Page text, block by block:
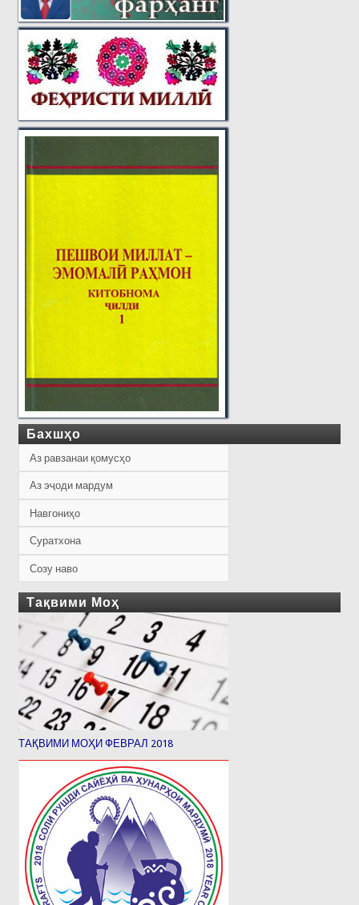
Бахшҳо
Аз равзанаи қомусҳо
Аз эҷоди мардум
Навгониҳо
Суратхона
Созу наво
Тақвими Моҳ
ТАҚВИМИ МОҲИ ФЕВРАЛ 2018